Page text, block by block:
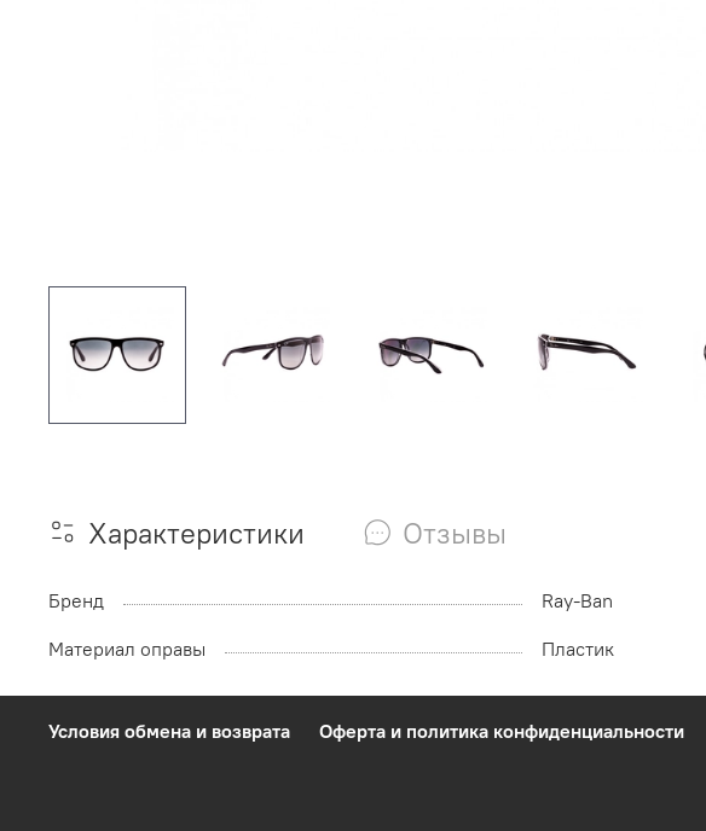
Характеристики Отзывы
Бренд Ray-Ban
Материал оправы
Пластик
Условия обмена и возврата Оферта и политика конфиденциальности